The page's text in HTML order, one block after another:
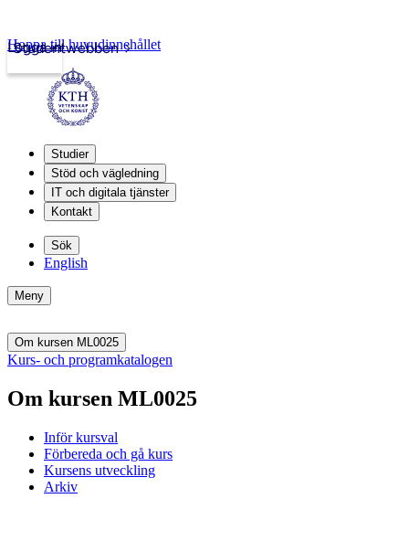
Studentwebben
Logga in
Hoppa till huvudinnehållet
Studier
Stöd och vägledning
IT och digitala tjänster
Kontakt
Sök
English
Meny
Om kursen ML0025
Kurs- och programkatalogen
Om kursen ML0025
Inför kursval
Förbereda och gå kurs
Kursens utveckling
Arkiv